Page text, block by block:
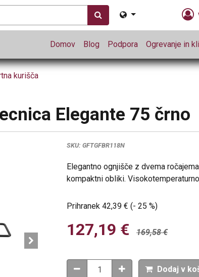
Domov Blog Podpora Ogrevanje in
kurišča
Elegante 75 črno
SKU: GFTGFBR118N
Elegantno ognjišče z dvema
kompaktni obliki.
Prihranek 42,39 € (- 25 %)
127,19 € 169,58€
Dodaj v